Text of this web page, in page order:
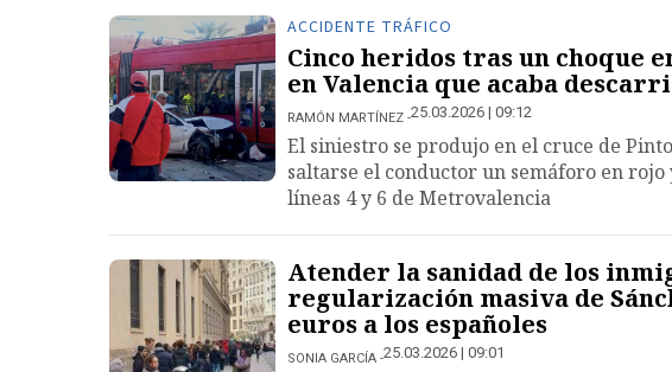
ACCIDENTE TRÁFICO
Cinco heridos tras un choque
en Valencia que acaba
RAMÓN MARTÍNEZ 25.03.2026 | 09:12
El siniestro se produjo en el cruce de
saltarse el conductor un semáforo en
líneas 4 y 6 de Metrovalencia
Atender la sanidad de los
regularización masiva de
euros a los españoles
SONIA GARCÍA 25.03.2026 | 09:01